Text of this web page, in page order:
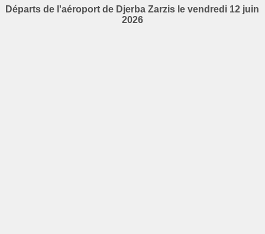
Départs de l'aéroport de Djerba Zarzis le vendredi 12 juin
2026